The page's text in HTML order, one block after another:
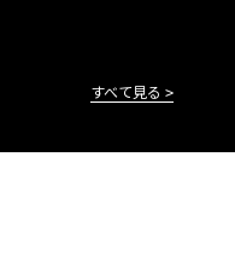
すべて見る